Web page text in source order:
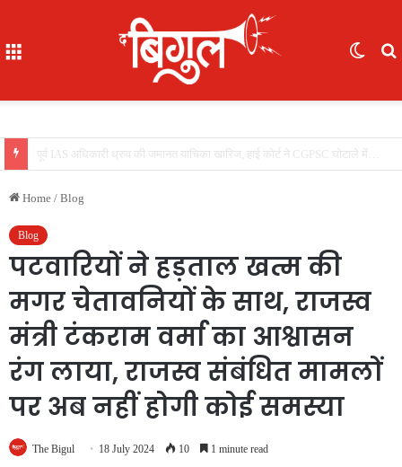
भूखे-प्यासे बच्चों का रेस्क्यू, 16 में से 7 नाबालिग, काम दिलाने के नाम पर ले गए रायपुर, फिर भेजा दुर्ग
Home / Blog
Blog
पटवारियों ने हड़ताल खत्म की
मगर चेतावनियों के साथ, राजस्व
मंत्री टंकराम वर्मा का आश्वासन
रंग लाया, राजस्व संबंधित मामलों
पर अब नहीं होगी कोई समस्या
The Bigul 18 July 2024 10 1 minute read